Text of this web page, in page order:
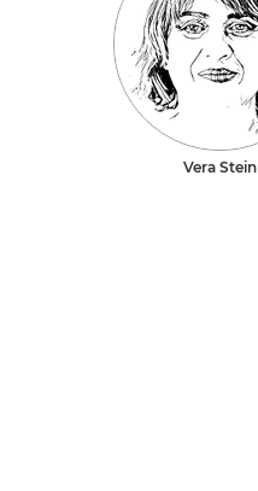
Vera Stein